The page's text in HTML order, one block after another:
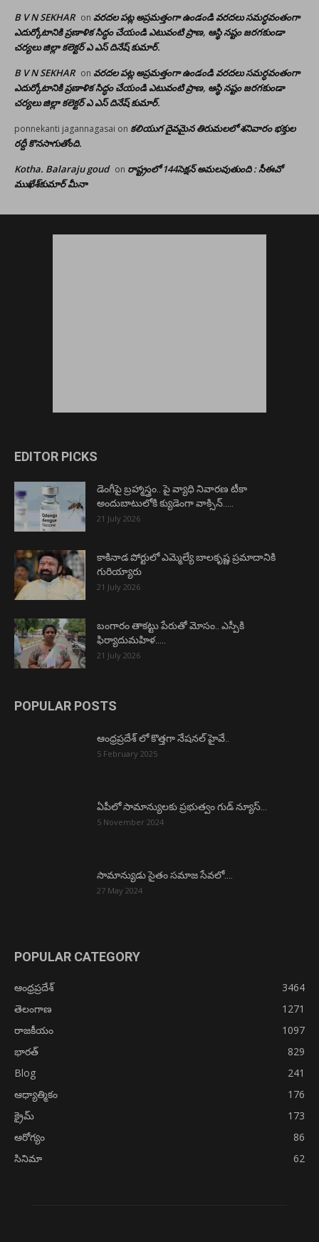
B V N SEKHAR on వరదల పట్ల అప్రమత్తంగా ఉండండి వరదలు సమర్ధవంతంగా
ఎదుర్కోటానికి ప్రణాళిక సిద్ధం చేయండి ఎటువంటి ప్రాణ, ఆస్థి నష్టం జరగకుండా
చర్యలు జిల్లా కలెక్టర్ ఎ ఎస్ దినేష్ కుమార్.
B V N SEKHAR on వరదల పట్ల అప్రమత్తంగా ఉండండి వరదలు సమర్ధవంతంగా
ఎదుర్కోటానికి ప్రణాళిక సిద్ధం చేయండి ఎటువంటి ప్రాణ, ఆస్థి నష్టం జరగకుండా
చర్యలు జిల్లా కలెక్టర్ ఎ ఎస్ దినేష్ కుమార్.
ponnekanti jagannagasai on కలియుగ దైవమైన తిరుమలలో శనివారం భక్తుల
రద్దీ కొనసాగుతోంది.
Kotha. Balaraju goud on రాష్ట్రంలో 144సెక్షన్ అమలవుతుంది : సీఈవో
ముఖేశ్‌కుమార్‌ మీనా
EDITOR PICKS
డెంగీపై బ్రహ్మాస్త్రం.. పై వ్యాధి నివారణ టీకా
అందుబాటులోకి క్యుడెంగా వాక్సిన్…..
21 July 2026
కాకినాడ పోర్టులో ఎమ్మెల్యే బాలకృష్ణ ప్రమాదానికి
గురియ్యారు
21 July 2026
బంగారం తాకట్టు పేరుతో మోసం.. ఎస్పీకి
ఫిర్యాదుమహిళ…..
21 July 2026
POPULAR POSTS
ఆంధ్రప్రదేశ్ లో కొత్తగా నేషనల్ హైవే..
5 February 2025
ఏపీలో సామాన్యులకు ప్రభుత్వం గుడ్ న్యూస్…
5 November 2024
సామాన్యుడు సైతం సమాజ సేవలో….
27 May 2024
POPULAR CATEGORY
ఆంధ్రప్రదేశ్
3464
తెలంగాణ
1271
రాజకీయం
1097
భారత్
829
Blog
241
ఆధ్యాత్మికం
176
క్రైమ్
173
ఆరోగ్యం
86
సినిమా
62